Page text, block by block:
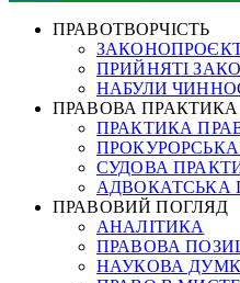
ПРАВОТВОРЧІСТЬ
ПРИЙНЯТІ
НАБУЛИ
ПРАВОВА ПРАКТИКА
ПРАКТИКА
СУДОВА
АДВОКАТСЬКА
ПРАВОВИЙ ПОГЛЯД
АНАЛІТИКА
ПРАВОВА
НАУКОВА